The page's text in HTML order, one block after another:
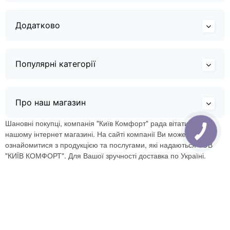
Додатково
Популярні категорії
Про наш магазин
Шановні покупці, компанія "Київ Комфорт" рада вітати Вас в
нашому інтернет магазині. На сайті компанії Ви можете
ознайомитися з продукцією та послугами, які надаються ТОВ
"КИЇВ КОМФОРТ". Для Вашої зручності доставка по Україні.